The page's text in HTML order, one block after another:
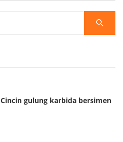
Cincin gulung karbida bersimen